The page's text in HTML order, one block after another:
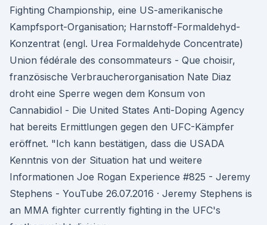
Fighting Championship, eine US-amerikanische
Kampfsport-Organisation; Harnstoff-Formaldehyd-
Konzentrat (engl. Urea Formaldehyde Concentrate)
Union fédérale des consommateurs - Que choisir,
französische Verbraucherorganisation Nate Diaz
droht eine Sperre wegen dem Konsum von
Cannabidiol - Die United States Anti-Doping Agency
hat bereits Ermittlungen gegen den UFC-Kämpfer
eröffnet. "Ich kann bestätigen, dass die USADA
Kenntnis von der Situation hat und weitere
Informationen Joe Rogan Experience #825 - Jeremy
Stephens - YouTube 26.07.2016 · Jeremy Stephens is
an MMA fighter currently fighting in the UFC's